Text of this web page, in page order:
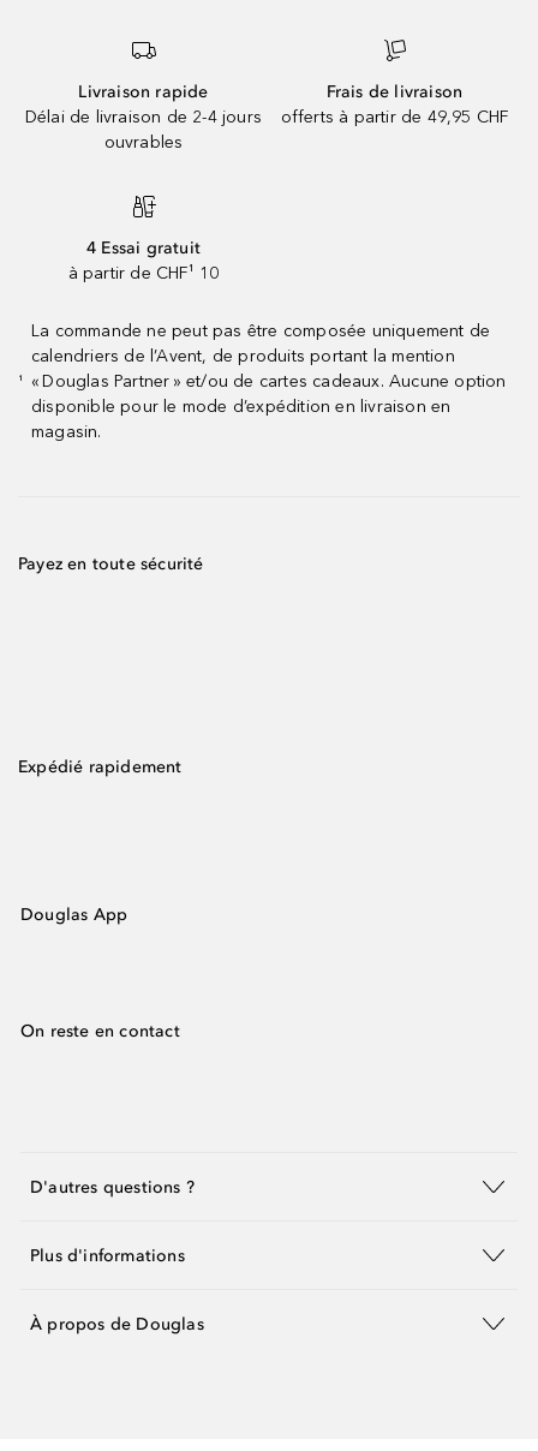
Livraison rapide
Délai de livraison de 2-4 jours
ouvrables
Frais de livraison
offerts à partir de 49,95 CHF
4 Essai gratuit
à partir de CHF¹ 10
¹
La commande ne peut pas être composée uniquement de
calendriers de l’Avent, de produits portant la mention
« Douglas Partner » et/ou de cartes cadeaux. Aucune option
disponible pour le mode d’expédition en livraison en
magasin.
Payez en toute sécurité
Expédié rapidement
Douglas App
On reste en contact
D'autres questions ?
Plus d'informations
À propos de Douglas